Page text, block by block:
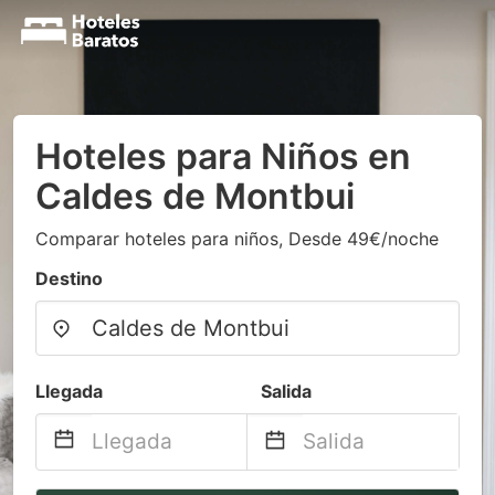
Hoteles para Niños en
Caldes de Montbui
Comparar hoteles para niños, Desde 49€/noche
Destino
Llegada Salida
Navigate
Navigate